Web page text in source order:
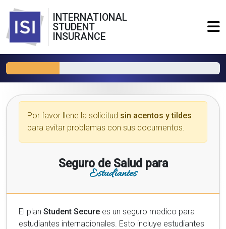
INTERNATIONAL
STUDENT
INSURANCE
Por favor llene la solicitud sin acentos y tildes
para evitar problemas con sus documentos.
Seguro de Salud para
Estudiantes
El plan Student Secure es un seguro medico para
estudiantes internacionales. Esto incluye estudiantes